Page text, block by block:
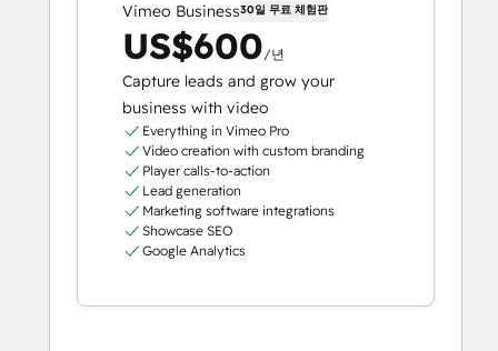
Vimeo Business30일 무료 체험판
US$600/년
Capture leads and grow your
business with video
Everything in Vimeo Pro
Video creation with custom branding
Player calls-to-action
Lead generation
Marketing software integrations
Showcase SEO
Google Analytics